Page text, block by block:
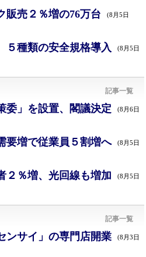
販売２％増の76万台 (8月5日
５種類の安全規格導入 (8月5日
記事一覧
委」を設置、閣議決定 (8月6日
要増で従業員５割増へ (8月5日
２％増、光回線も増加 (8月5日
記事一覧
ンサイ」の専門店開業 (8月3日